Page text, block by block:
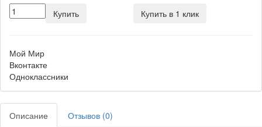
Купить Купить в 1 клик
Мой Мир
Вконтакте
Одноклассники
Описание
Отзывов (0)